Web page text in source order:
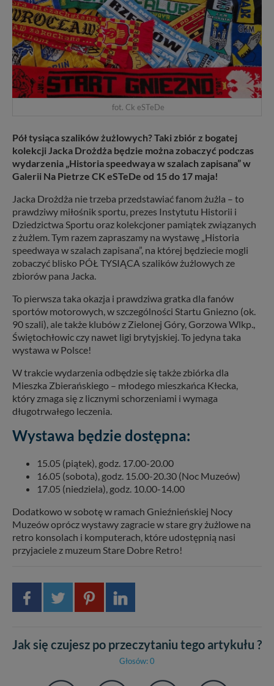
fot. Ck eSTeDe
Pół tysiąca szalików żużlowych? Taki zbiór z bogatej
kolekcji Jacka Drożdża będzie można zobaczyć podczas
wydarzenia „Historia speedwaya w szalach zapisana” w
Galerii Na Pietrze CK eSTeDe od 15 do 17 maja!
Jacka Drożdża nie trzeba przedstawiać fanom żużla – to
prawdziwy miłośnik sportu, prezes Instytutu Historii i
Dziedzictwa Sportu oraz kolekcjoner pamiątek związanych
z żużlem. Tym razem zapraszamy na wystawę „Historia
speedwaya w szalach zapisana”, na której będziecie mogli
zobaczyć blisko PÓŁ TYSIĄCA szalików żużlowych ze
zbiorów pana Jacka.
To pierwsza taka okazja i prawdziwa gratka dla fanów
sportów motorowych, w szczególności Startu Gniezno (ok.
90 szali), ale także klubów z Zielonej Góry, Gorzowa Wlkp.,
Świętochłowic czy nawet ligi brytyjskiej. To jedyna taka
wystawa w Polsce!
W trakcie wydarzenia odbędzie się także zbiórka dla
Mieszka Zbierańskiego – młodego mieszkańca Kłecka,
który zmaga się z licznymi schorzeniami i wymaga
długotrwałego leczenia.
Wystawa będzie dostępna:
15.05 (piątek), godz. 17.00-20.00
16.05 (sobota), godz. 15.00-20.30 (Noc Muzeów)
17.05 (niedziela), godz. 10.00-14.00
Dodatkowo w sobotę w ramach Gnieźnieńskiej Nocy
Muzeów oprócz wystawy zagracie w stare gry żużlowe na
retro konsolach i komputerach, które udostępnią nasi
przyjaciele z muzeum Stare Dobre Retro!
Jak się czujesz po przeczytaniu tego artykułu ?
Głosów: 0